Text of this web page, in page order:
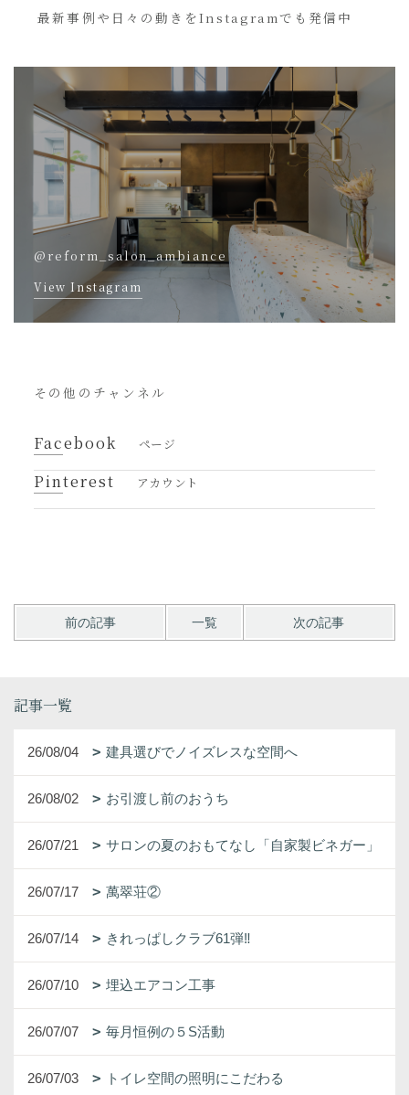
最新事例や日々の動きをInstagramでも発信中
@reform_salon_ambiance
View Instagram
その他のチャンネル
Facebook ページ
Pinterest アカウント
前の記事 一覧 次の記事
記事一覧
26/08/04 建具選びでノイズレスな空間へ
26/08/02 お引渡し前のおうち
26/07/21 サロンの夏のおもてなし「自家製ビネガー」
26/07/17 萬翠荘②
26/07/14 きれっぱしクラブ61弾‼
26/07/10 埋込エアコン工事
26/07/07 毎月恒例の５S活動
26/07/03 トイレ空間の照明にこだわる